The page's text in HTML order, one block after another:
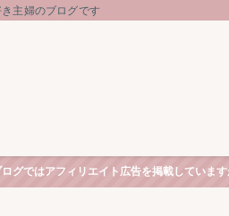
主婦のブログです
ログではアフィリエイト広告を掲載していま